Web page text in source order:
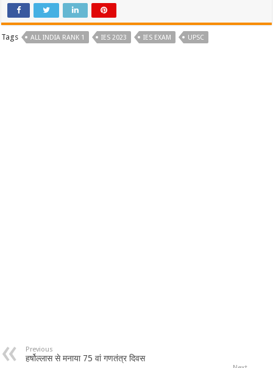
Tags ALL INDIA RANK 1 IES 2023 IES EXAM UPSC
Previous
हर्षोल्लास से मनाया 75 वां गणतंत्र दिवस